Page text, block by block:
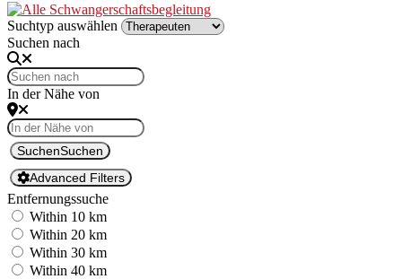
Suchtyp auswählen
Suchen nach
In der Nähe von
SuchenSuchen
Advanced Filters
Ent­fer­nungssuche
With­in 10 km
With­in 20 km
With­in 30 km
With­in 40 km